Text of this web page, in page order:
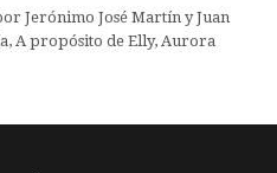
Jerónimo José Martín y Juan
A propósito de Elly, Aurora